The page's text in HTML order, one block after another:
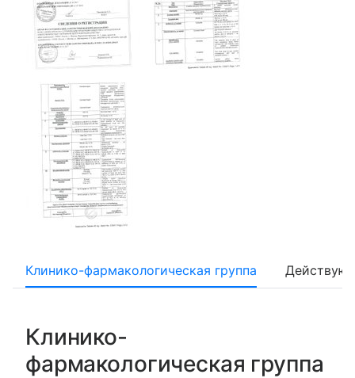
Клинико-фармакологическая группа
Клинико-
фармакологическая группа